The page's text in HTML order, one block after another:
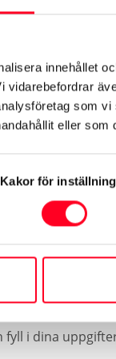
innehållet
vidarebefordrar
som
eller
Kakor för
koldioxid (CO 2
beroende på bl.a.
fyll i dina